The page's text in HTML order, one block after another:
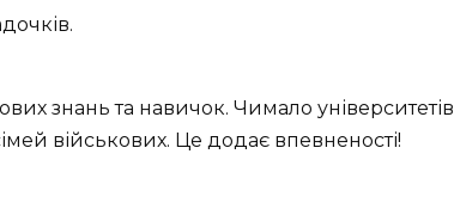
знань та навичок. Чимало університетів
військових. Це додає впевненості!